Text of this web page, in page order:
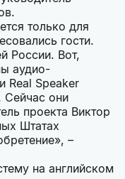
только для
гости.
России. Вот,
аудио-
Real Speaker
они
проекта Виктор
Штатах
–
на английском